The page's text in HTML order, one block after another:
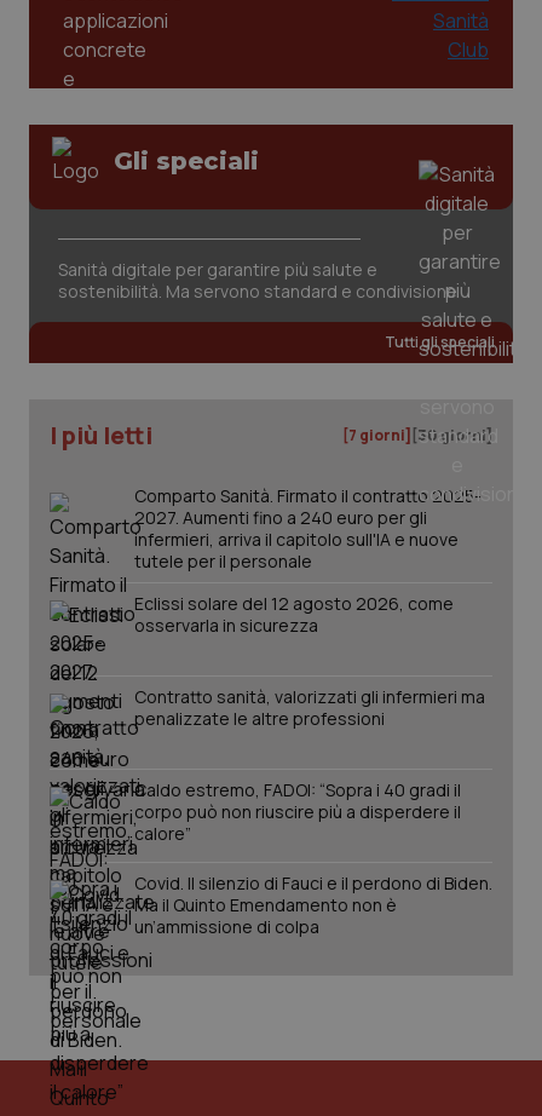
Gli speciali
Sanità digitale per garantire più salute e
sostenibilità. Ma servono standard e condivisione
Tutti gli speciali
I più letti [7 giorni] [30 giorni]
Comparto Sanità. Firmato il contratto 2025-
2027. Aumenti fino a 240 euro per gli
infermieri, arriva il capitolo sull'IA e nuove
tutele per il personale
Eclissi solare del 12 agosto 2026, come
osservarla in sicurezza
Contratto sanità, valorizzati gli infermieri ma
penalizzate le altre professioni
Caldo estremo, FADOI: “Sopra i 40 gradi il
corpo può non riuscire più a disperdere il
calore”
Covid. Il silenzio di Fauci e il perdono di Biden.
Ma il Quinto Emendamento non è
un’ammissione di colpa
CookieScriptConsent
CookieScript
www.quotidianosanita.it
5
tracking-sites-ironfish-
tracking-enable
www.quotidianosanita.it
_ga
Google LLC
.quotidianosanita.it